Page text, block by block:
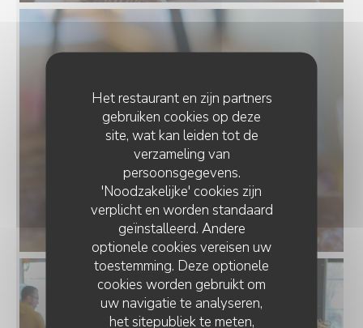
Het restaurant en zijn partners
gebruiken cookies op deze
site, wat kan leiden tot de
verzameling van
persoonsgegevens.
'Noodzakelijke' cookies zijn
verplicht en worden standaard
geïnstalleerd. Andere
optionele cookies vereisen uw
toestemming. Deze optionele
cookies worden gebruikt om
uw navigatie te analyseren,
het sitepubliek te meten,